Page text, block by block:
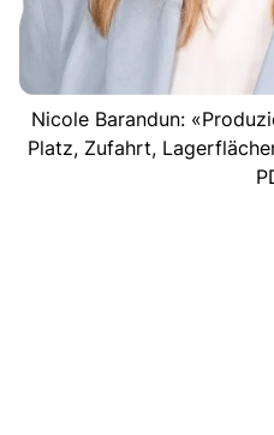
Nicole Barandun:
Platz, Zufahrt,